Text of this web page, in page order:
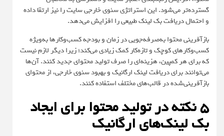
گسترده‌تر می‌شود. این استراتژی سئوی خارجی سایت را نیز ارتقا داده
و احتمال دریافت بک ‌لینک طبیعی را افزایش می‌دهد.
بازآفرینی محتوا به‌صرفه‌جویی در زمان و بودجه کسب‌وکارها به‌ویژه
کسب‌وکارهای کوچک و تازه‌کار کمک زیادی می‌کند؛ زیرا دیگر لازم نیست
که برای هر کمپین، هزینه‌ای را صرف تولید محتوای جدید کنند. آن‌ها
می‌توانند برای دریافت لینک ارگانیک و بهبود سئوی خارجی، از محتوای
بازآفرینی‌شده در قالب‌های مختلف استفاده کنند.
5 نکته در تولید محتوا برای ایجاد
بک ‌‌لینک‌های ارگانیک